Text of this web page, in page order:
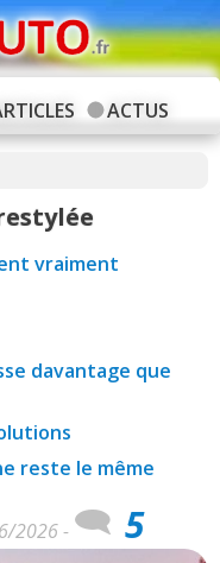
ACTUS
vraiment
davantage que
reste le même
2026 - 5